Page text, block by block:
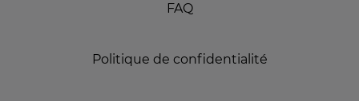
FAQ
Politique de confidentialité